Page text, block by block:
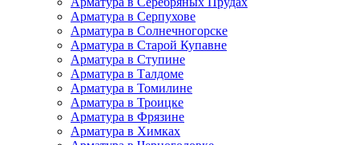
Арматура в Серпухове
Арматура в Солнечногорске
Арматура в Старой Купавне
Арматура в Ступине
Арматура в Талдоме
Арматура в Томилине
Арматура в Троицке
Арматура в Фрязине
Арматура в Химках